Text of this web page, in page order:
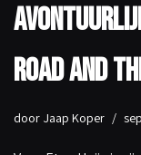
Road And
door Jaap Koper